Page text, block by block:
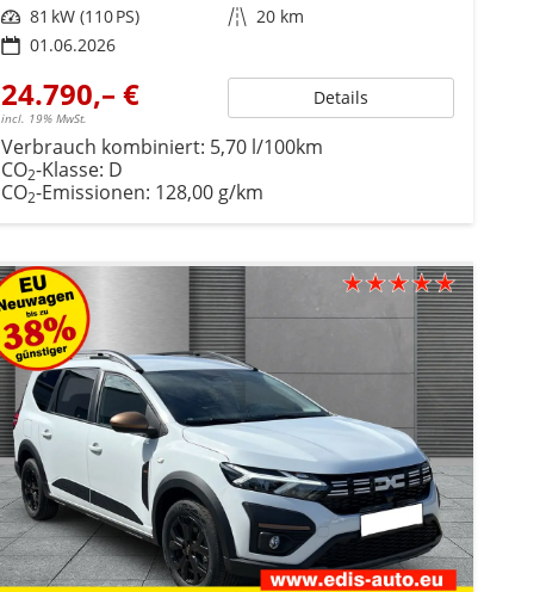
Leistung 81 kW (110 PS) Kilometerstand 20 km
01.06.2026
24.790,– €
incl. 19% MwSt.
Details
Verbrauch kombiniert: 5,70 l/100km
CO2-Klasse: D
CO2-Emissionen: 128,00 g/km